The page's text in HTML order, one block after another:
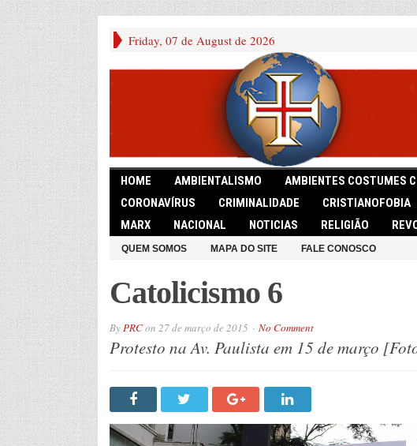
Friday, 07 de August de 2026
HOME AMBIENTALISMO AMBIENTES COSTUMES
CORONAVÍRUS
CRIMINALIDADE CRISTIANOFOBIA
MARX
NACIONAL NOTICIAS RELIGIÃO
QUEM SOMOS MAPA DO SITE FALE CONOSCO
Catolicismo 6
ByPRCon 27 de março de 2015 No Comment
Protesto na Av. Paulista em 15 de março